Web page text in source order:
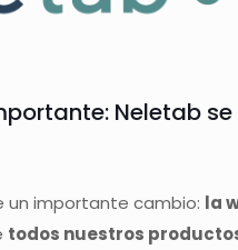
Neletab
un importante cambio: la
todos nuestros